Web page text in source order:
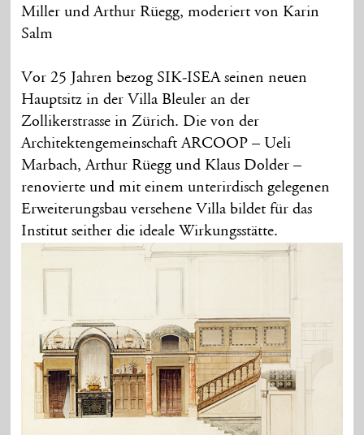
Miller und Arthur Rüegg, moderiert von Karin
Salm
Vor 25 Jahren bezog SIK-ISEA seinen neuen
Hauptsitz in der Villa Bleuler an der
Zollikerstrasse in Zürich. Die von der
Architektengemeinschaft ARCOOP – Ueli
Marbach, Arthur Rüegg und Klaus Dolder –
renovierte und mit einem unterirdisch gelegenen
Erweiterungsbau versehene Villa bildet für das
Institut seither die ideale Wirkungsstätte.